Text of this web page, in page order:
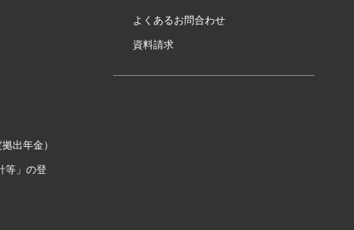
出年金）
等」の登
よくあるお問合わせ
資料請求